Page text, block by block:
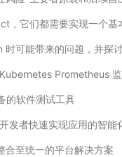
的软件测试工具
合至统一的平台解决方案